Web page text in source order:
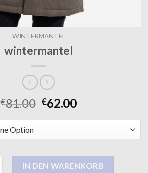
WINTERMANTEL
wintermantel
€81.00 €62.00
IN DEN WARENKORB